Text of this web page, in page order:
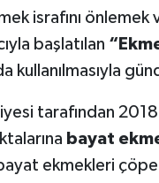
israfını
başlatılan
kullanılmasıyla
tarafından
bayat
ekmekleri